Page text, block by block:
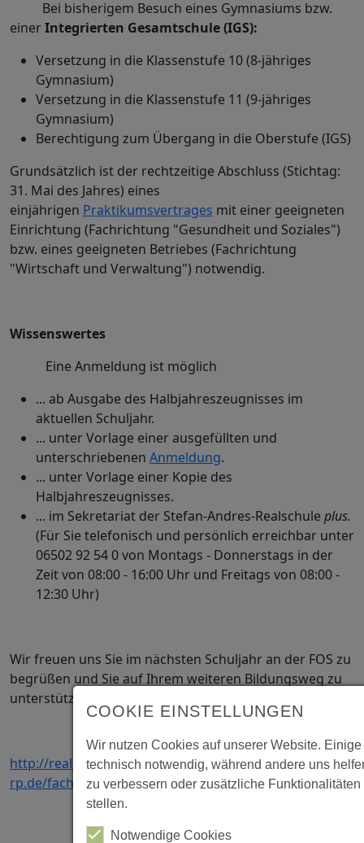
Bei bisherigem Besuch eines Gymnasiums bzw.
einerIntegrierten Gesamtschule (IGS):
Versetzung in die Klassenstufe 10 (8-jähriges
Gymnasium)
Versetzung in die Klassenstufe 11 (9-jähriges
Gymnasium)
Berechtigung zum Übergang in die Oberstufe (IGS)
Grundsätzlich ist der rechtzeitige Abschluss (Stichtag:
31. Mai des Jahres) eines
einjährigen Praktikumsvertrages mit einer geeigneten
Einrichtung (Fachrichtung "Gesundheit und Soziales")
bzw. eines geeigneten Betriebes (Fachrichtung
"Wirtschaft und Verwaltung") notwendig.
Wissenswertes
Eine Anmeldung ist möglich
... ab Ausgabe des Halbjahreszeugnisses im
aktuellen Schuljahr.
... unter Vorlage einer ausgefüllten und
unterschriebenen Anmeldung.
... unter Vorlage einer Kopie des
Halbjahreszeugnisses.
... im Sekretariat der Stefan-Andres-Realschule plus.
(Für Sie telefonisch und persönlich erreichbar unter
06502 92 54 0 von Montags - Donnerstags in der
Zeit von 08:00 - 16:00 Uhr und Freitags von 08:00 -
12:30 Uhr)
Wir freuen uns Sie im nächsten Schuljahr an der FOS zu
begrüßen und Sie auf Ihrem weiteren Bildungsweg zu
unterstützen.
http://realschuleplus.bildung-
rp.de/fachoberschule.html
COOKIE EINSTELLUNGEN
Wir nutzen Cookies auf unserer Website.
technisch notwendig, während andere uns
zu verbessern oder zusätzliche
stellen.
Notwendige Cookies